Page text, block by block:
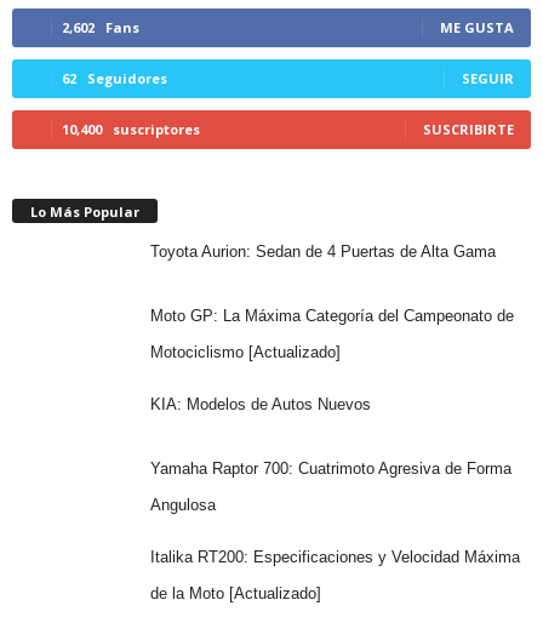
2,602 Fans ME GUSTA
62 Seguidores SEGUIR
10,400 suscriptores SUSCRIBIRTE
Lo Más Popular
Toyota Aurion: Sedan de 4 Puertas de Alta Gama
Moto GP: La Máxima Categoría del Campeonato de
Motociclismo [Actualizado]
KIA: Modelos de Autos Nuevos
Yamaha Raptor 700: Cuatrimoto Agresiva de Forma
Angulosa
Italika RT200: Especificaciones y Velocidad Máxima
de la Moto [Actualizado]